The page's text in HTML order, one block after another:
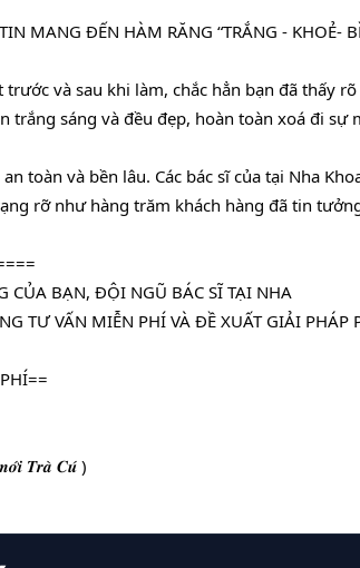
MANG ĐẾN HÀM RĂNG “TRẮNG - KHOẺ-
và sau khi làm, chắc hẳn bạn đã thấy
trắng sáng và đều đẹp, hoàn toàn xoá đi
toàn và bền lâu. Các bác sĩ của tại Nha
rỡ như hàng trăm khách hàng đã tin
CỦA BẠN, ĐỘI NGŨ BÁC SĨ TẠI NHA
TƯ VẤN MIỄN PHÍ VÀ ĐỀ XUẤT GIẢI PHÁP
𝑻𝒓𝒂̀ 𝑪𝒖́ )